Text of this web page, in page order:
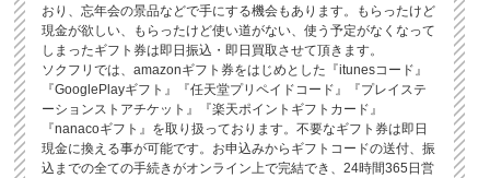
おり、忘年会の景品などで手にする機会もあります。もらったけど
現金が欲しい、もらったけど使い道がない、使う予定がなくなって
しまったギフト券は即日振込・即日買取させて頂きます。
ソクフリでは、amazonギフト券をはじめとした『itunesコード』
『GooglePlayギフト』『任天堂プリペイドコード』『プレイステ
ーションストアチケット』『楽天ポイントギフトカード』
『nanacoギフト』を取り扱っております。不要なギフト券は即日
現金に換える事が可能です。お申込みからギフトコードの送付、振
込までの全ての手続きがオンライン上で完結でき、24時間365日営